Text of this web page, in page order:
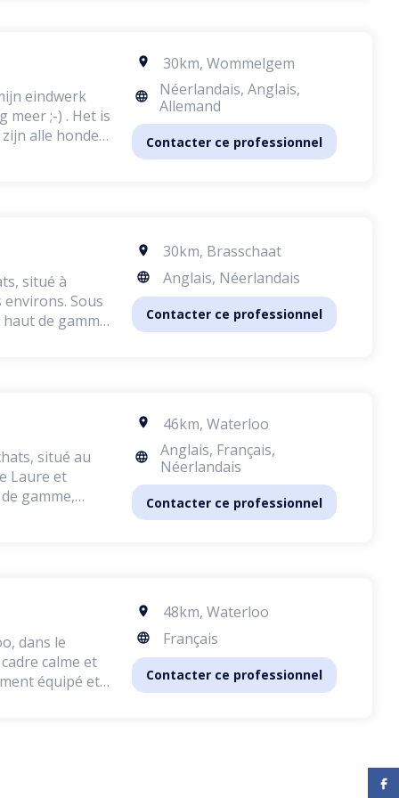
eindwerk
meer ;-) . Het is
alle honden
30km, Wommelgem
Néerlandais, Anglais,
Allemand
Contacter ce professionnel
situé à
Sous
de gamme,
trimming
des
le
naturels,
30km, Brasschaat
Anglais, Néerlandais
Contacter ce professionnel
situé au
gamme,
la coupe des
est de
des produits
de
salon
46km, Waterloo
Anglais, Français,
Néerlandais
Contacter ce professionnel
dans le
calme et
équipé et
48km, Waterloo
Français
Contacter ce professionnel